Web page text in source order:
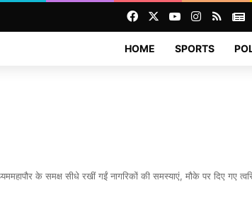
FacebookYouTubeInstagram
RSS
HOME SPORTS
के समक्ष सीधे रखीं गईं नागरिकों की समस्याएं, मौके पर दिए गए